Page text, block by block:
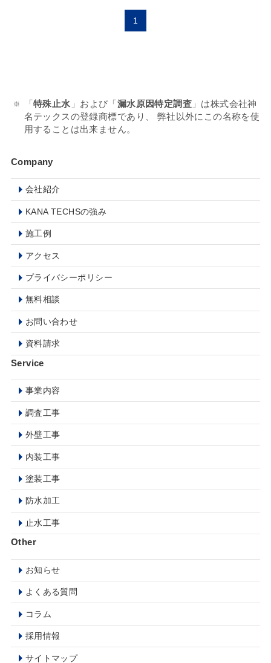
1
「特殊止水 」および「 漏水原因特定調査」は株式会社神
名テックスの登録商標であり、 弊社以外にこの名称を使
用することは出来ません。
Company
会社紹介
KANA TECHSの強み
施工例
アクセス
プライバシーポリシー
無料相談
お問い合わせ
資料請求
Service
事業内容
調査工事
外壁工事
内装工事
塗装工事
防水加工
止水工事
Other
お知らせ
よくある質問
コラム
採用情報
サイトマップ